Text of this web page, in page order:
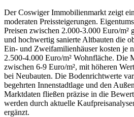
Der Coswiger Immobilienmarkt zeigt
moderaten Preissteigerungen.
Preisen zwischen 2.000-3.000 Euro/m²
und hochwertig sanierte Altbauten die
Ein- und Zweifamilienhäuser kosten je
2.500-4.000 Euro/m² Wohnfläche. Die
zwischen 6-9 Euro/m², mit höheren
bei Neubauten. Die Bodenrichtwerte
begehrten Innenstadtlage und den
Marktdaten fließen präzise in die
werden durch aktuelle
ergänzt.